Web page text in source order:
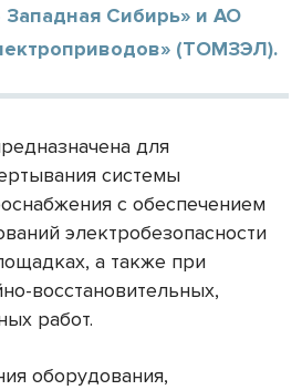
Сибирь» и АО
(ТОМЗЭЛ).
для
системы
с обеспечением
электробезопасности
а также при
восстановительных,
работ.
оборудования,